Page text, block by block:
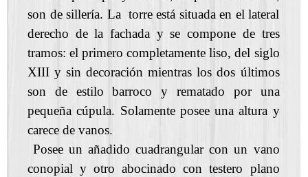
son de sillería. La torre está situada en el lateral
derecho de la fachada y se compone de tres
tramos: el primero completamente liso, del siglo
XIII y sin decoración mientras los dos últimos
son de estilo barroco y rematado por una
pequeña cúpula. Solamente posee una altura y
carece de vanos.
Posee un añadido cuadrangular con un vano
conopial y otro abocinado con testero plano